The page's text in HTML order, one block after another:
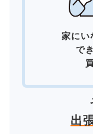
家にい
で
出